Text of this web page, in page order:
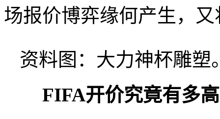
场报价博弈缘何产生，
资料图：大力神杯雕塑
FIFA开价究竟有多